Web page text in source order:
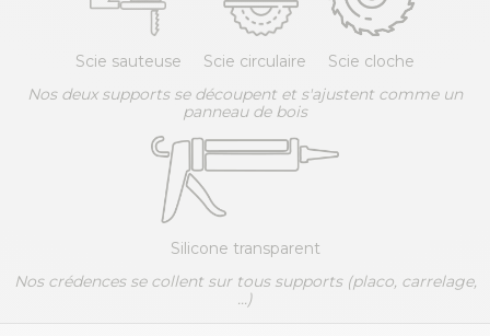
Scie sauteuse Scie circulaire
Scie cloche
Nos deux supports se découpent et s'ajustent comme un
panneau de bois
Silicone transparent
Nos crédences se collent sur tous supports (placo, carrelage,
...)